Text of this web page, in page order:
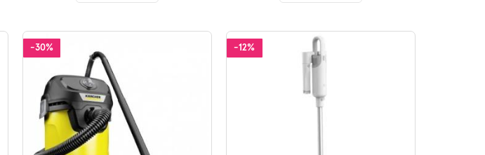
-30% -12%